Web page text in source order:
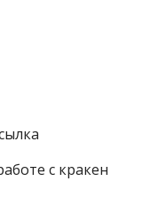
с кракен